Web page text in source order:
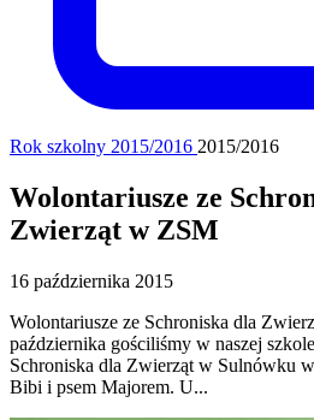
Rok szkolny 2015/2016 2015/2016
Wolontariusze ze
Zwierząt w ZSM
16 października 2015
Wolontariusze ze Schroniska dla
października gościliśmy w naszej
Schroniska dla Zwierząt w Sulnówku
Bibi i psem Majorem. U...